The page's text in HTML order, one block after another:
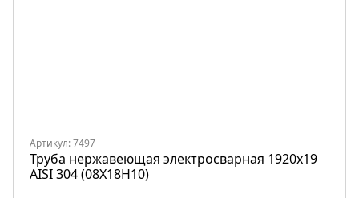
Артикул: 7497
Труба нержавеющая электросварная 1920х19
AISI 304 (08Х18Н10)